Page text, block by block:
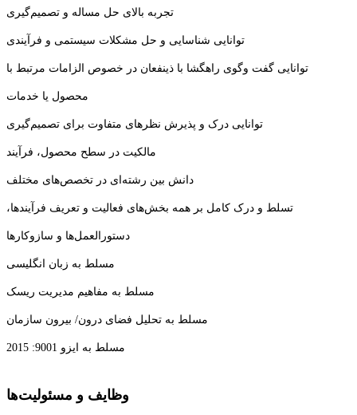
تجربه بالای حل مساله و تصمیم‌گیری
توانایی شناسایی و حل مشکلات سیستمی و فرآیندی
توانایی گفت وگوی راهگشا با ذینفعان در خصوص الزامات مرتبط با
محصول یا خدمات
توانایی درک و پذیرش نظرهای متفاوت برای تصمیم‌گیری
مالکیت در سطح محصول، فرآیند
دانش بین رشته‌ای در تخصص‌های مختلف
تسلط و درک کامل بر همه بخش‌های فعالیت و تعریف فرآیندها،
دستورالعمل‌ها و سازوکارها
مسلط به زبان انگلیسی
مسلط به مفاهیم مدیریت ریسک
مسلط به تحلیل فضای درون/ بیرون سازمان
مسلط به ایزو 9001: 2015
وظایف و مسئولیت‌ها